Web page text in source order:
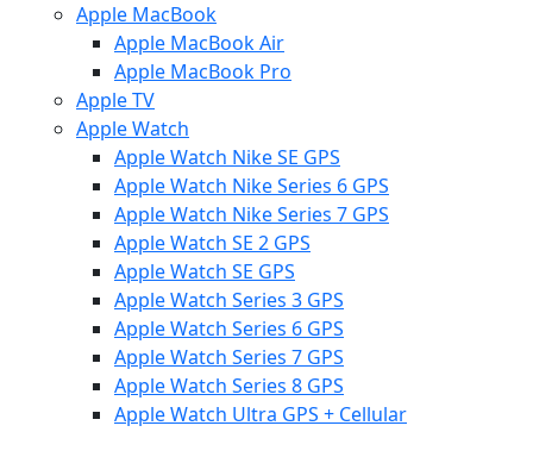
Apple MacBook
Apple MacBook Air
Apple MacBook Pro
Apple TV
Apple Watch
Apple Watch Nike SE GPS
Apple Watch Nike Series 6 GPS
Apple Watch Nike Series 7 GPS
Apple Watch SE 2 GPS
Apple Watch SE GPS
Apple Watch Series 3 GPS
Apple Watch Series 6 GPS
Apple Watch Series 7 GPS
Apple Watch Series 8 GPS
Apple Watch Ultra GPS + Cellular